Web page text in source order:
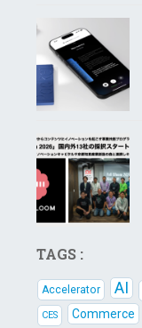
TAGS :
Accelerator AI
CES Commerce